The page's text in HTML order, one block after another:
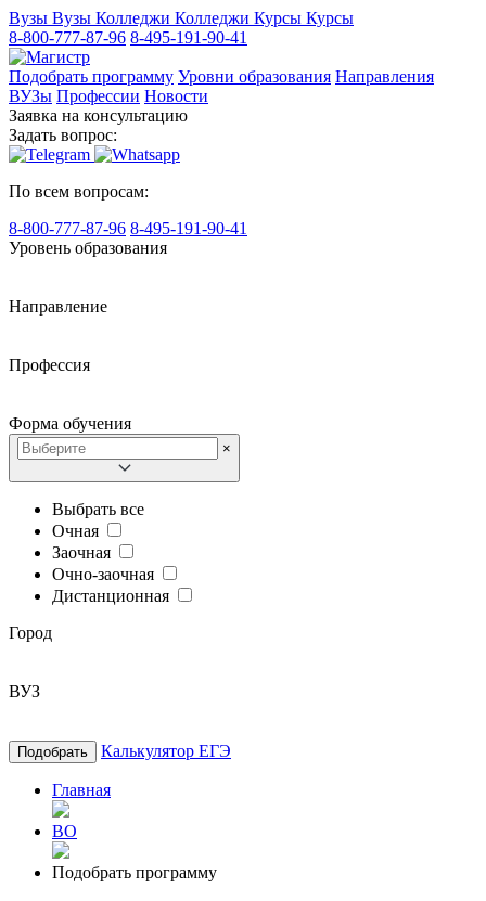
Вузы Вузы Колледжи Колледжи Курсы Курсы
8-800-777-87-96 8-495-191-90-41
Подобрать программу Уровни образования Направления
ВУЗы Профессии Новости
Заявка на консультацию
Задать вопрос:
По всем вопросам:
8-800-777-87-96 8-495-191-90-41
Уровень образования
Направление
Профессия
Форма обучения
×
Выбрать все
Очная
Заочная
Очно-заочная
Дистанционная
Город
ВУЗ
Подобрать Калькулятор ЕГЭ
Главная
ВО
Подобрать программу